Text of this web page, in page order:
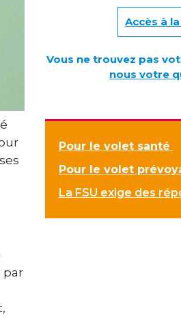
par
Accès à
Vous ne trouvez pas
nous votre
Pour le volet santé
Pour le volet
La FSU exige des